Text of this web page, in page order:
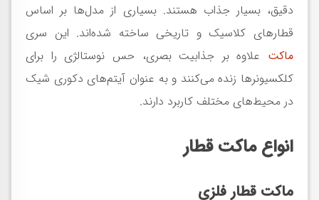
دقیق، بسیار جذاب هستند. بسیاری از مدل‌ها بر اساس
قطارهای کلاسیک و تاریخی ساخته شده‌اند. این سری
ماکت‌ علاوه بر جذابیت بصری، حس نوستالژی را برای
کلکسیونرها زنده می‌کنند و به عنوان آیتم‌های دکوری شیک
در محیط‌های مختلف کاربرد دارند.
انواع ماکت قطار
ماکت قطار فلزی